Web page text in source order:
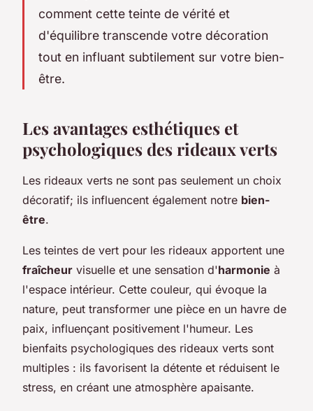
comment cette teinte de vérité et
d'équilibre transcende votre décoration
tout en influant subtilement sur votre bien-
être.
Les avantages esthétiques et
psychologiques des rideaux verts
Les rideaux verts ne sont pas seulement un choix
décoratif; ils influencent également notre bien-
être.
Les teintes de vert pour les rideaux apportent une
fraîcheur visuelle et une sensation d'harmonie à
l'espace intérieur. Cette couleur, qui évoque la
nature, peut transformer une pièce en un havre de
paix, influençant positivement l'humeur. Les
bienfaits psychologiques des rideaux verts sont
multiples : ils favorisent la détente et réduisent le
stress, en créant une atmosphère apaisante.